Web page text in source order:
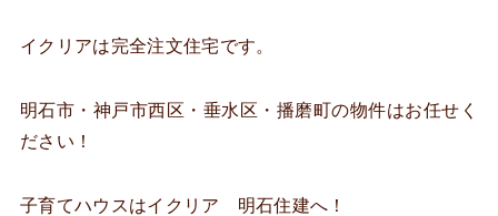
イクリアは完全注文住宅です。
明石市・神戸市西区・垂水区・播磨町の物件はお任せく
ださい！
子育てハウスはイクリア 明石住建へ！